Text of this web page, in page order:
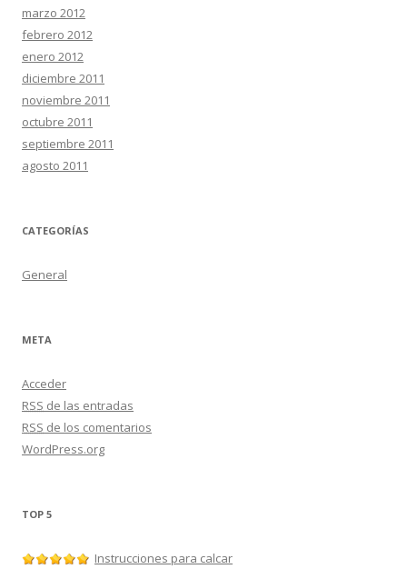
marzo 2012
febrero 2012
enero 2012
diciembre 2011
noviembre 2011
octubre 2011
septiembre 2011
agosto 2011
CATEGORÍAS
General
META
Acceder
RSS de las entradas
RSS de los comentarios
WordPress.org
TOP 5
Instrucciones para calcar